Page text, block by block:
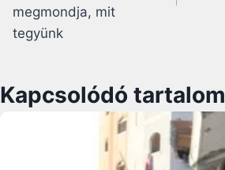
megmondja, mit
tegyünk
Kapcsolódó tartalom